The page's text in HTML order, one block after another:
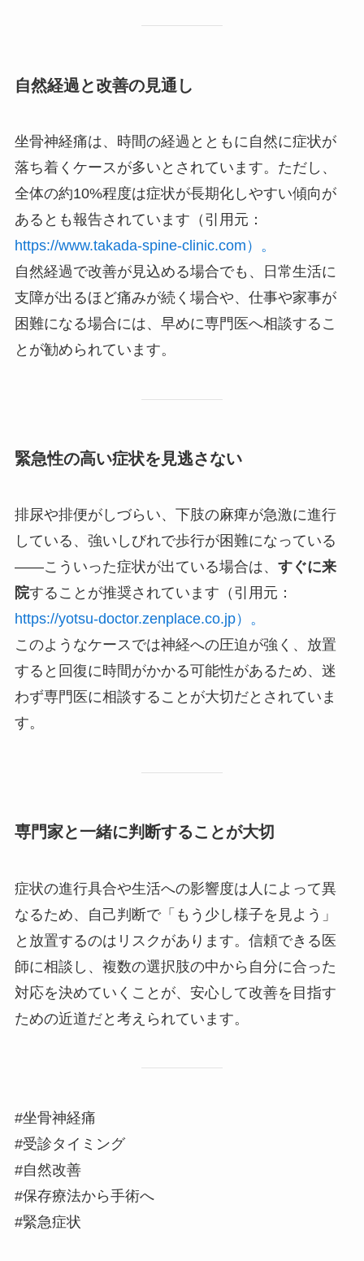
自然経過と改善の見通し
坐骨神経痛は、時間の経過とともに自然に症状が
落ち着くケースが多いとされています。ただし、
全体の約10%程度は症状が長期化しやすい傾向が
あるとも報告されています（引用元：
https://www.takada-spine-clinic.com）。
自然経過で改善が見込める場合でも、日常生活に
支障が出るほど痛みが続く場合や、仕事や家事が
困難になる場合には、早めに専門医へ相談するこ
とが勧められています。
緊急性の高い症状を見逃さない
排尿や排便がしづらい、下肢の麻痺が急激に進行
している、強いしびれで歩行が困難になっている
――こういった症状が出ている場合は、 すぐに来
院することが推奨されています（引用元：
https://yotsu-doctor.zenplace.co.jp）。
このようなケースでは神経への圧迫が強く、放置
すると回復に時間がかかる可能性があるため、迷
わず専門医に相談することが大切だとされていま
す。
専門家と一緒に判断することが大切
症状の進行具合や生活への影響度は人によって異
なるため、自己判断で「もう少し様子を見よう」
と放置するのはリスクがあります。信頼できる医
師に相談し、複数の選択肢の中から自分に合った
対応を決めていくことが、安心して改善を目指す
ための近道だと考えられています。
#坐骨神経痛
#受診タイミング
#自然改善
#保存療法から手術へ
#緊急症状